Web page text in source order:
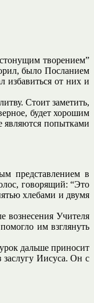
творением”
было Посланием
избавиться от них и
Стоит заметить,
будет хорошим
являются попытками
представлением в
говорящий: “Это
хлебами и двумя
вознесения Учителя
им взглянуть
дальше приносит
заслугу Иисуса. Он с